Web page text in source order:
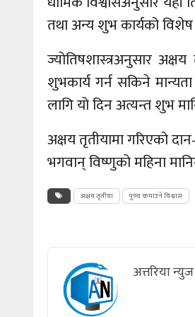
तथा अन्य शुभ कार्यको
ज्योतिषशास्त्रअनुसार
शुभकार्य गर्न सकिने
लागि यो दिन अत्यन्त शुभ
अक्षय तृतीयामा गरिएको
भगवान् विष्णुको महिना
अक्षय तृतीया पुण्य कमाउने विश्वास
अत्तरिया न्युज